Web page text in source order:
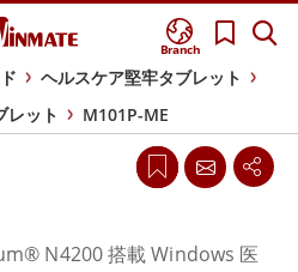
Branch
ヘルスケア堅牢タブレット
レット
M101P-ME
N4200 搭載 Windows 医